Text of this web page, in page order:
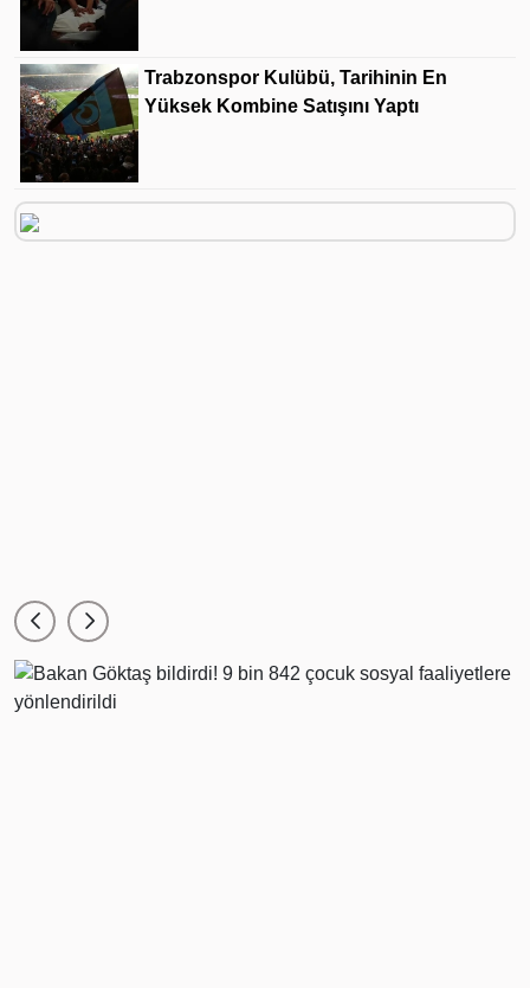
Trabzonspor Kulübü, Tarihinin En
Yüksek Kombine Satışını Yaptı